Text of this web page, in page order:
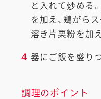
と入れて炒める
を加え、鶏がら
溶き片栗粉を加
4 器にご飯を盛り
調理のポイント